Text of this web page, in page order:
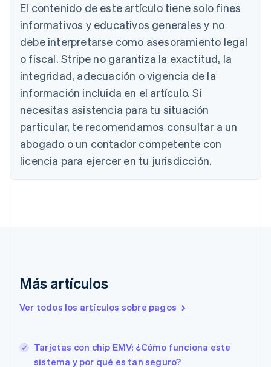
El contenido de este artículo tiene solo fines
informativos y educativos generales y no
debe interpretarse como asesoramiento legal
o fiscal. Stripe no garantiza la exactitud, la
integridad, adecuación o vigencia de la
información incluida en el artículo. Si
necesitas asistencia para tu situación
particular, te recomendamos consultar a un
abogado o un contador competente con
licencia para ejercer en tu jurisdicción.
Más artículos
Ver todos los artículos sobre pagos
Tarjetas con chip EMV: ¿Cómo funciona este
sistema y por qué es tan seguro?
Austria
DeutschEnglish
Bélgica
Nederlands Français Deutsch English
Brasil
Português English
Bulgaria
English
Canadá
English Français
China continental
简体中文 English
Chipre
Croacia
Eslovenia
España
EnglishEspañol简体中文
Estonia